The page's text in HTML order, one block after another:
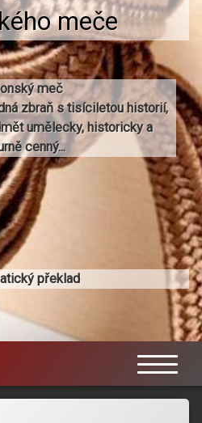
meče
meč
zbraň s tisíciletou historií,
umělecky, historicky a
cenný...
překlad